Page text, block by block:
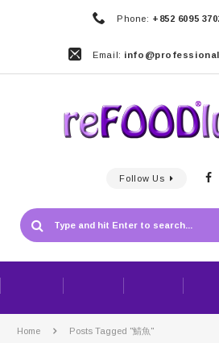
Phone: +852 6095
Email:
Follow Us
Home Posts Tagged "鯖魚"